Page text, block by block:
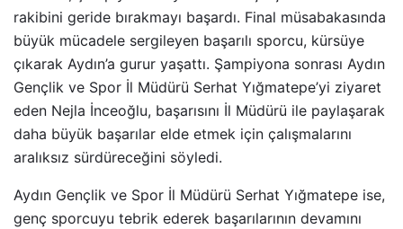
rakibini geride bırakmayı başardı. Final müsabakasında
büyük mücadele sergileyen başarılı sporcu, kürsüye
çıkarak Aydın’a gurur yaşattı. Şampiyona sonrası Aydın
Gençlik ve Spor İl Müdürü Serhat Yığmatepe’yi ziyaret
eden Nejla İnceoğlu, başarısını İl Müdürü ile paylaşarak
daha büyük başarılar elde etmek için çalışmalarını
aralıksız sürdüreceğini söyledi.
Aydın Gençlik ve Spor İl Müdürü Serhat Yığmatepe ise,
genç sporcuyu tebrik ederek başarılarının devamını